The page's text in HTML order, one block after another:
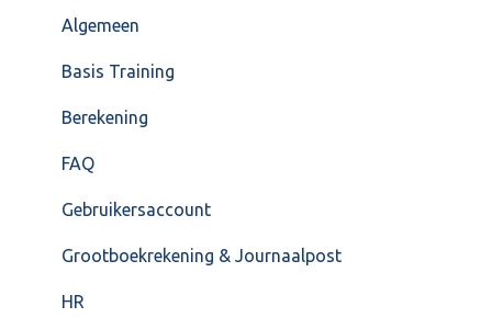
VoorraadService & Onderhoud
Jaarafsluiting
Salarisberekening
Overig
FAQ – Beëindiging CASH Lonen en overstap naar
Algemeen
Basis Training
Berekening
FAQ
Gebruikersaccount
Grootboekrekening & Journaalpost
HR